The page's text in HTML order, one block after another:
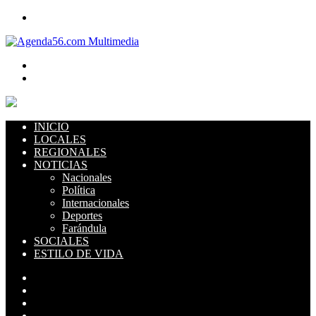
INICIO
LOCALES
REGIONALES
NOTICIAS
Nacionales
Política
Internacionales
Deportes
Farándula
SOCIALES
ESTILO DE VIDA